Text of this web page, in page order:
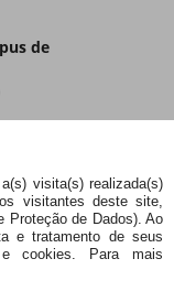
visita(s) realizada(s)
visitantes deste site,
Proteção de Dados). Ao
e tratamento de seus
cookies. Para mais
de